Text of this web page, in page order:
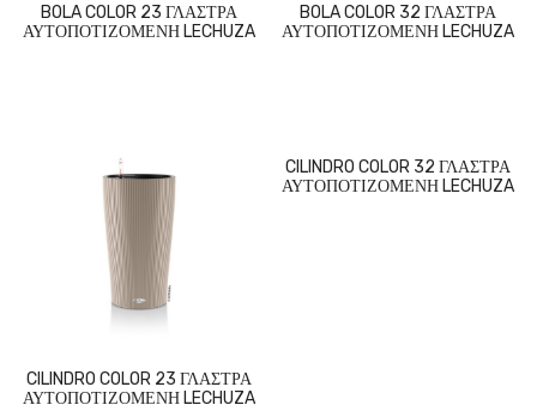
BOLA COLOR 23 ΓΛΑΣΤΡΑ
ΑΥΤΟΠΟΤΙΖΟΜΕΝΗ LECHUZA
BOLA COLOR 32 ΓΛΑΣΤΡΑ
ΑΥΤΟΠΟΤΙΖΟΜΕΝΗ LECHUZA
CILINDRO COLOR 23 ΓΛΑΣΤΡΑ
ΑΥΤΟΠΟΤΙΖΟΜΕΝΗ LECHUZA
CILINDRO COLOR 32 ΓΛΑΣΤΡΑ
ΑΥΤΟΠΟΤΙΖΟΜΕΝΗ LECHUZA